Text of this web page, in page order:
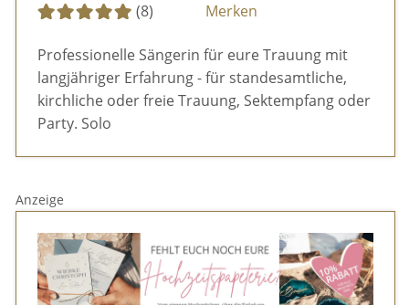
(8)
Merken
Professionelle Sängerin für eure Trauung mit
langjähriger Erfahrung - für standesamtliche,
kirchliche oder freie Trauung, Sektempfang oder
Party. Solo
Anzeige